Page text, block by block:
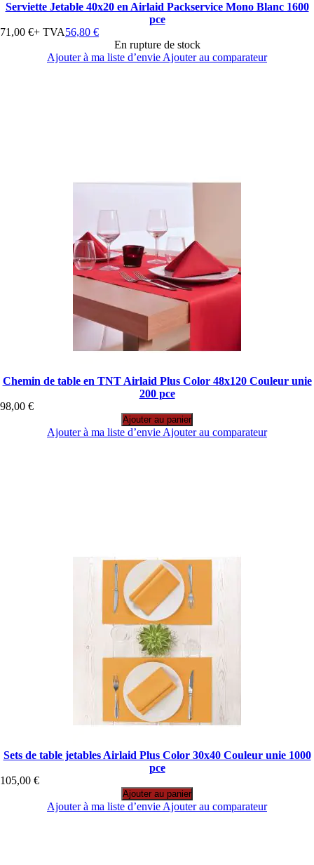
Serviette Jetable 40x20 en Airlaid Packservice Mono Blanc 1600
pce
71,00 €+ TVA56,80 €
En rupture de stock
Ajouter à ma liste d’envie Ajouter au comparateur
Chemin de table en TNT Airlaid Plus Color 48x120 Couleur unie
200 pce
98,00 €
Ajouter au panier
Ajouter à ma liste d’envie Ajouter au comparateur
Sets de table jetables Airlaid Plus Color 30x40 Couleur unie 1000
pce
105,00 €
Ajouter au panier
Ajouter à ma liste d’envie Ajouter au comparateur